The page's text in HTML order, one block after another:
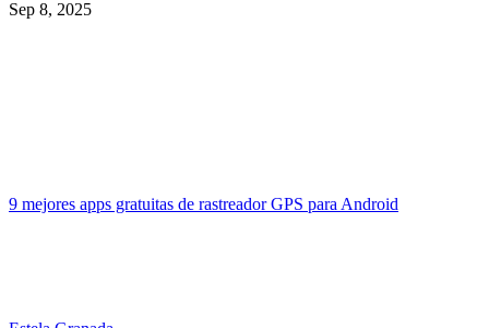
Sep 8, 2025
9 mejores apps gratuitas de rastreador GPS para Android